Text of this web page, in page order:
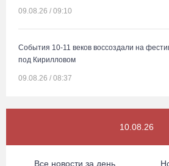
09.08.26 / 09:10
События 10-11 веков воссоздали на
под Кирилловом
09.08.26 / 08:37
10.08.26
Все новости за день